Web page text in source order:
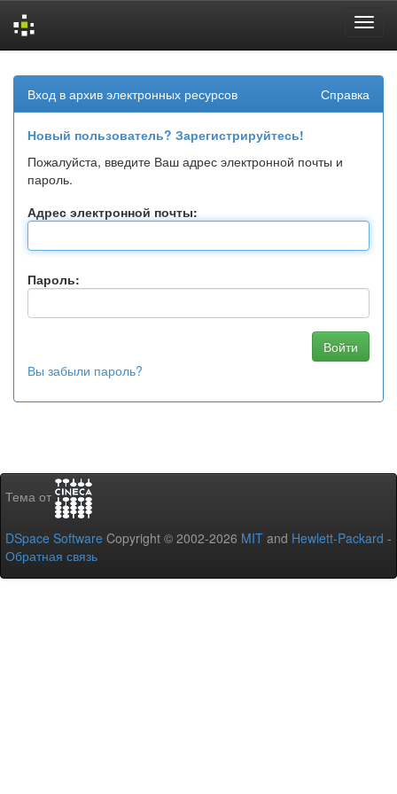
navigation
Вход в архив электронных ресурсов Справка
Новый пользователь? Зарегистрируйтесь!
Пожалуйста, введите Ваш адрес электронной почты и
пароль.
Адрес электронной почты:
Пароль:
Вы забыли пароль?
Тема от
DSpace Software Copyright © 2002-2026 MIT and Hewlett-Packard -
Обратная связь